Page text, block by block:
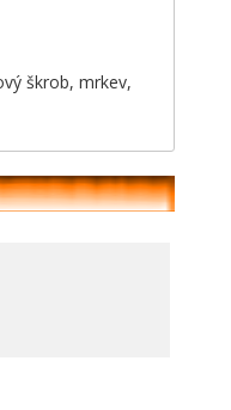
škrob, mrkev,